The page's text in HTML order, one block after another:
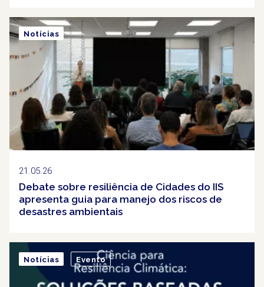
21.05.26
Debate sobre resiliência de Cidades do IIS
apresenta guia para manejo dos riscos de
desastres ambientais
Notícias
Notícias Evento